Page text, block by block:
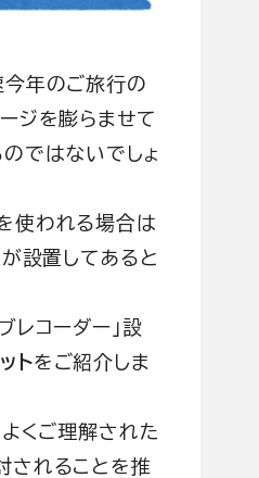
今年のご旅行の
ジを膨らませて
ではないでしょ
使われる場合は
が設置してあると
レコーダー」設
トをご紹介しま
よくご理解された
されることを推